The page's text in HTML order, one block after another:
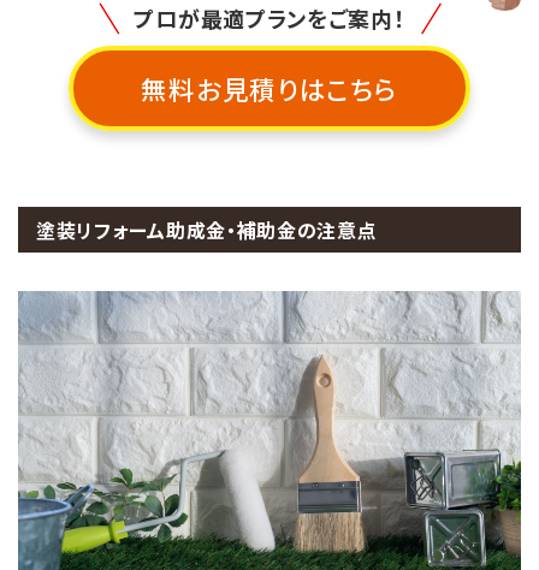
プロが最適プランをご案内！
無料お見積りはこちら
塗装リフォーム助成金・補助金の注意点